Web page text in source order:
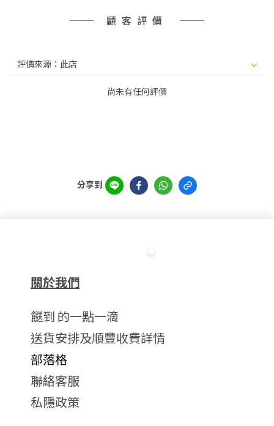
顧客評價
尚未有任何評價
分享到
關於我們
餸到 的一點一滴
送貨安排及順豐收費詳情
部落格
聯絡客服
私隱政策